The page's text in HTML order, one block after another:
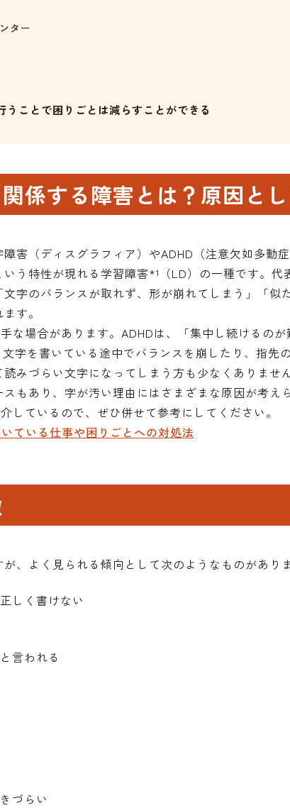
ター
ことで困りごとは減らすことができる
係する障害とは？原因と
害（ディスグラフィア）やADHD（注意欠如多動症
う特性が現れる学習障害*¹（LD）の一種です。
字のバランスが取れず、形が崩れてしまう」「似
す。
な場合があります。ADHDは、「集中し続けるの
字を書いている途中でバランスを崩したり、指先
みづらい文字になってしまう方も少なくありません
もあり、字が汚い理由にはさまざまな原因が考え
しているので、ぜひ併せて参考にしてください。
ている仕事や困りごとへの対処法
、よく見られる傾向として次のようなものがありま
しく書けない
言われる
づらい